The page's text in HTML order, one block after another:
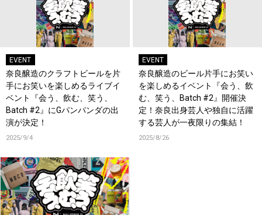
EVENT
奈良醸造のクラフトビールを片
手にお笑いを楽しめるライブイ
ベント『会う、飲む、笑う、
Batch #2』にGパンパンダの出
演が決定！
2025/9/4
EVENT
奈良醸造のビール片手にお笑い
を楽しめるイベント『会う、飲
む、笑う、Batch #2』開催決
定！奈良出身芸人や独自に活躍
する芸人が一夜限りの集結！
2025/8/26